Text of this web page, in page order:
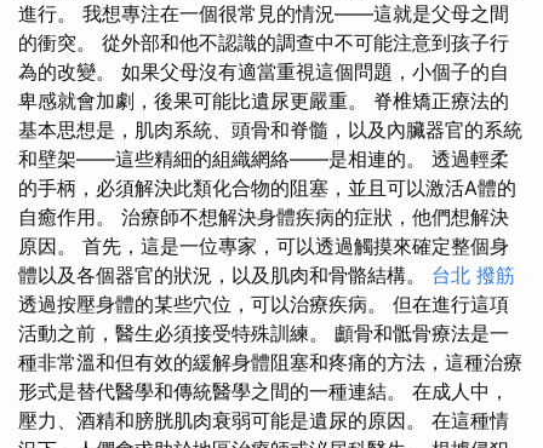
進行。 我想專注在一個很常見的情況——這就是父母之間
的衝突。 從外部和他不認識的調查中不可能注意到孩子行
為的改變。 如果父母沒有適當重視這個問題，小個子的自
卑感就會加劇，後果可能比遺尿更嚴重。 脊椎矯正療法的
基本思想是，肌肉系統、頭骨和脊髓，以及內臟器官的系統
和壁架——這些精細的組織網絡——是相連的。 透過輕柔
的手柄，必須解決此類化合物的阻塞，並且可以激活A體的
自癒作用。 治療師不想解決身體疾病的症狀，他們想解決
原因。 首先，這是一位專家，可以透過觸摸來確定整個身
體以及各個器官的狀況，以及肌肉和骨骼結構。 台北 撥筋
透過按壓身體的某些穴位，可以治療疾病。 但在進行這項
活動之前，醫生必須接受特殊訓練。 顱骨和骶骨療法是一
種非常溫和但有效的緩解身體阻塞和疼痛的方法，這種治療
形式是替代醫學和傳統醫學之間的一種連結。 在成人中，
壓力、酒精和膀胱肌肉衰弱可能是遺尿的原因。 在這種情